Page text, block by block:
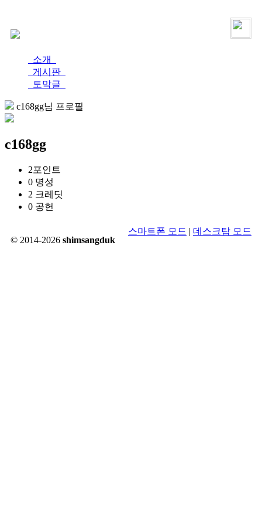
소개
게시판
토막글
c168gg님 프로필
c168gg
2포인트
0 명성
2 크레딧
0 공헌
© 2014-2026 shimsangduk
스마트폰 모드 | 데스크탑 모드